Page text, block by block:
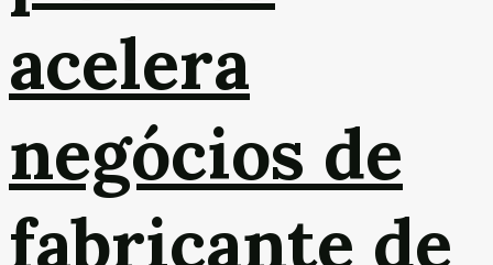
acelera
negócios de
fabricante de